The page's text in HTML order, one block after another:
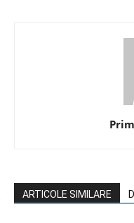
ARTICOLE SIMILARE